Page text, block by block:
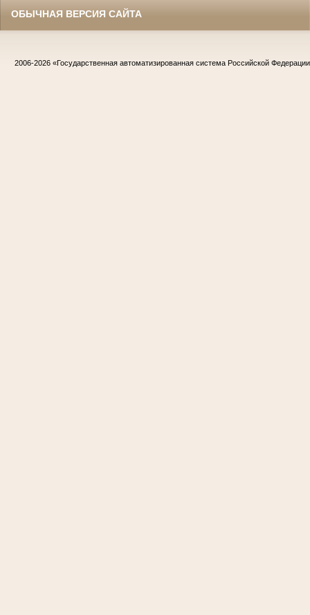
ОБЫЧНАЯ ВЕРСИЯ САЙТА
2006-2026 «Государственная автоматизированная система Российской